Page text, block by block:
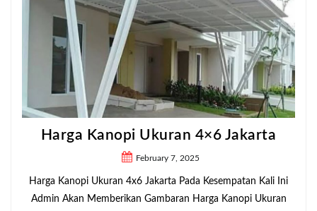
Harga Kanopi Ukuran 4×6 Jakarta
February 7, 2025
Harga Kanopi Ukuran 4x6 Jakarta Pada Kesempatan Kali Ini
Admin Akan Memberikan Gambaran Harga Kanopi Ukuran